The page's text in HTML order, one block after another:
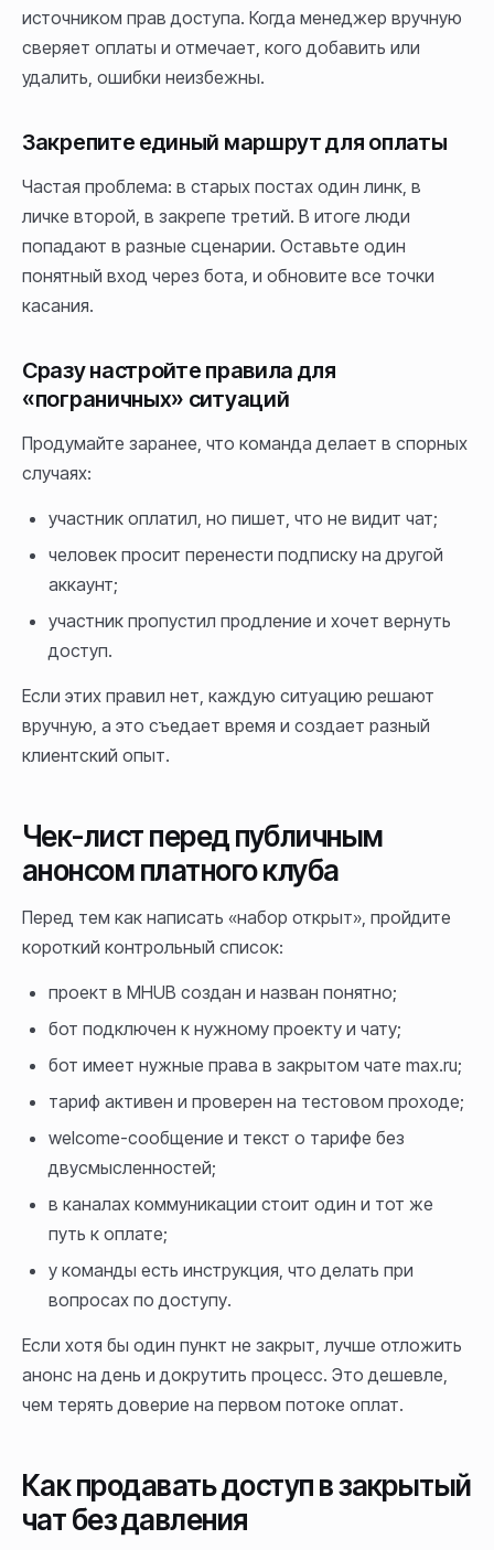
источником прав доступа. Когда менеджер вручную
сверяет оплаты и отмечает, кого добавить или
удалить, ошибки неизбежны.
Закрепите единый маршрут для оплаты
Частая проблема: в старых постах один линк, в
личке второй, в закрепе третий. В итоге люди
попадают в разные сценарии. Оставьте один
понятный вход через бота, и обновите все точки
касания.
Сразу настройте правила для
«пограничных» ситуаций
Продумайте заранее, что команда делает в спорных
случаях:
участник оплатил, но пишет, что не видит чат;
человек просит перенести подписку на другой
аккаунт;
участник пропустил продление и хочет вернуть
доступ.
Если этих правил нет, каждую ситуацию решают
вручную, а это съедает время и создает разный
клиентский опыт.
Чек-лист перед публичным
анонсом платного клуба
Перед тем как написать «набор открыт», пройдите
короткий контрольный список:
проект в MHUB создан и назван понятно;
бот подключен к нужному проекту и чату;
бот имеет нужные права в закрытом чате max.ru;
тариф активен и проверен на тестовом проходе;
welcome-сообщение и текст о тарифе без
двусмысленностей;
в каналах коммуникации стоит один и тот же
путь к оплате;
у команды есть инструкция, что делать при
вопросах по доступу.
Если хотя бы один пункт не закрыт, лучше отложить
анонс на день и докрутить процесс. Это дешевле,
чем терять доверие на первом потоке оплат.
Как продавать доступ в закрытый
чат без давления